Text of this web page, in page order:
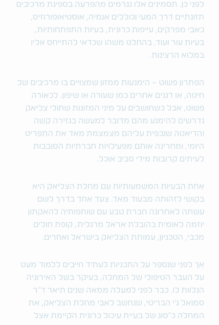
לפני כן. תסמינים אלו נגרמים מהפרעה בספיגת מרכיבים
תזונתיים דרך המעי וכוללים אנמיה, אוסטיאופורוזיס,
כאבי מפרקים, עייפות כרונית, בעיות התפתחותיות,
בעיות עור ועוד. בהחלט משהו שכדאי להתייחס אליו
במלוא הרצינות.
הפתרון פשוט – הימנעות ממזון שמצויים בו מרכיבים של
חיטה, או דגנים אחרים כמו שעורה או שיפון. לכאורה
פשוט, אבל כשחושבים על מיני המזונות שחולי צליאק
נדרשים להימנע מהם מדובר למעשה בגזירה קשה
והדיאטה שנכפית עליהם מצמצמת מאד את התפריט
היומי, ומחריגה אותם מפעילויות חברתיות הסובבות
לעיתים קרובות מידי סביב אוכל.
אחת הבעיות המשמעותיות עם מחלת הצליאק היא
בקושי לזהותה מבעוד מאד. צעד אחד בדרך לשם
עשתה לאחרונה חברת טבע עם שותפותיה להאקתון
יוזמה לאומית בהובלת אראל מרגלית, קופת חולים
מכבי, הטכניון, עמותת הצליאק בישראל ואחרים.
אך לפני שנספר על התכניות לעתיד חייבים ללמוד מעט
על העבר הטיפולי של המחלה, בעיקר בשל האירוניה
הנלוות לו. כבר לפני למעלה ממאה שנים תיאר ד"ר
סמואל ג'י הבריטי, שנחשב לאבי מחלת הצליאק, את
המחלה כ"סוג של בעיית עיכול כרונית הקיימת אצל